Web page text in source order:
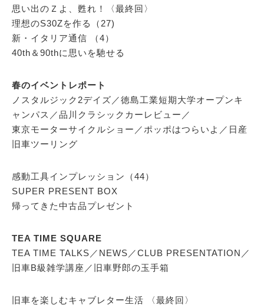
思い出のＺよ、甦れ！〈最終回〉
理想のS30Zを作る（27)
新・イタリア通信 （4）
40th＆90thに思いを馳せる
春のイベントレポート
ノスタルジック2デイズ／徳島工業短期大学オープンキ
ャンパス／品川クラシックカーレビュー／
東京モーターサイクルショー／ポッポはつらいよ／日産
旧車ツーリング
感動工具インプレッション（44）
SUPER PRESENT BOX
帰ってきた中古品プレゼント
TEA TIME SQUARE
TEA TIME TALKS／NEWS／CLUB PRESENTATION／
旧車B級雑学講座／旧車野郎の玉手箱
旧車を楽しむキャブレター生活 〈最終回〉